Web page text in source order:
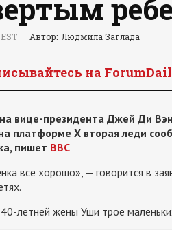
Автор: Людмила Заглада
на
вице-президента Джей Ди
платформе X вторая леди
пишет ВВС
все хорошо», — говорится в
летней жены Уши трое